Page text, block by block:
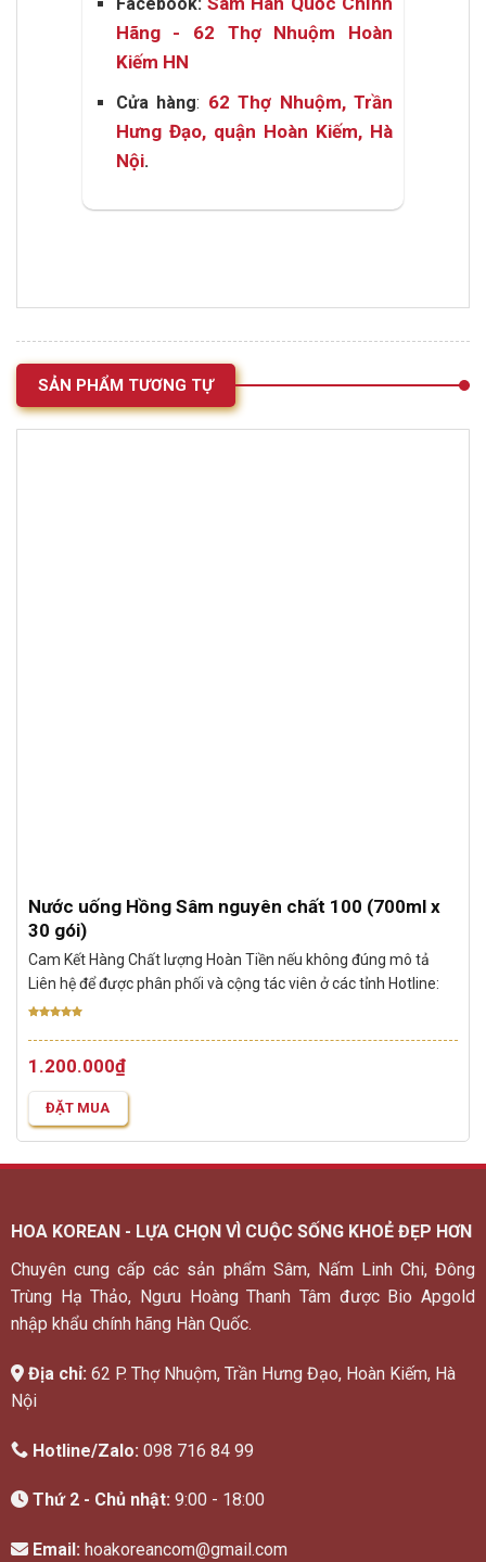
Facebook:
Hãng - 62 Thợ Nhuộm Hoàn
Kiếm HN
Cửa hàng: 62 Thợ Nhuộm, Trần
Hưng Đạo, quận Hoàn Kiếm, Hà
Nội.
SẢN PHẨM TƯƠNG TỰ
Nước uống Hồng Sâm nguyên chất 100 (700ml x
30 gói)
sao
1.200.000₫
Cam Kết Hàng Chất lượng Hoàn Tiền nếu không đúng mô tả
Liên hệ để được phân phối và cộng tác viên ở các tỉnh Hotline:
0987 168 499
ĐẶT MUA
HOA KOREAN - LỰA CHỌN VÌ CUỘC SỐNG KHOẺ ĐẸP HƠN
Chuyên cung cấp các sản phẩm Sâm, Nấm Linh Chi, Đông
Trùng Hạ Thảo, Ngưu Hoàng Thanh Tâm được Bio Apgold
nhập khẩu chính hãng Hàn Quốc.
Địa chỉ: 62 P. Thợ Nhuộm, Trần Hưng Đạo, Hoàn Kiếm, Hà
Nội
Hotline/Zalo: 098 716 84 99
Thứ 2 - Chủ nhật: 9:00 - 18:00
Email: hoakoreancom@gmail.com